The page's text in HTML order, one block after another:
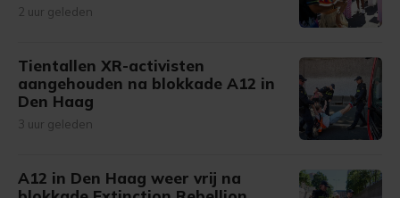
2 uur geleden
Tientallen XR-activisten
aangehouden na blokkade A12 in
Den Haag
3 uur geleden
A12 in Den Haag weer vrij na